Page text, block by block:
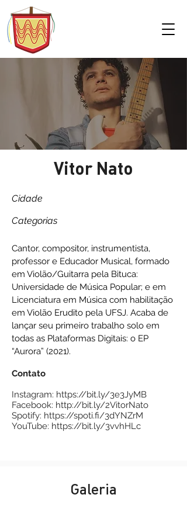
Vitor Nato
Cidade
Categorias
Cantor, compositor, instrumentista,
professor e Educador Musical, formado
em Violão/Guitarra pela Bituca:
Universidade de Música Popular; e em
Licenciatura em Música com habilitação
em Violão Erudito pela UFSJ. Acaba de
lançar seu primeiro trabalho solo em
todas as Plataformas Digitais: o EP
“Aurora” (2021).
Contato
Instagram: https://bit.ly/3e3JyMB
Facebook: http://bit.ly/2VitorNato
Spotify: https://spoti.fi/3dYNZrM
YouTube: https://bit.ly/3vvhHLc
Galeria